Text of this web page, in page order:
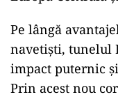
Pe lângă
navetiști, tunelul
impact puternic
Prin acest nou